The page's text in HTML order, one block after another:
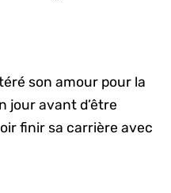
son amour pour la
jour avant d’être
finir sa carrière avec